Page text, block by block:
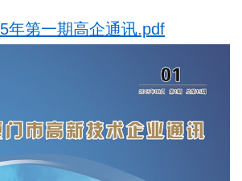
年第一期高企通讯.pdf